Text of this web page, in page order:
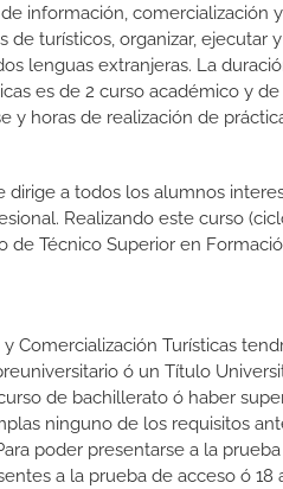
información, comercialización
de turísticos, organizar,
lenguas extranjeras. La
es de 2 curso académico y
y horas de realización de
dirige a todos los alumnos
Realizando este curso
Técnico Superior en
Comercialización Turísticas
ó un Título
de bachillerato ó haber
ninguno de los requisitos
poder presentarse a la
a la prueba de acceso ó